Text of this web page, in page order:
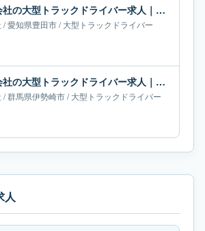
岡通運輸株式会社の大型トラックドライバー求人｜愛知県豊田市｜月給38万-55万円
/愛知県豊田市/大型トラックドライバー
日本運輸株式会社の大型トラックドライバー求人｜群馬県伊勢崎市｜月給67万-68万円
/群馬県伊勢崎市/大型トラックドライバー
人